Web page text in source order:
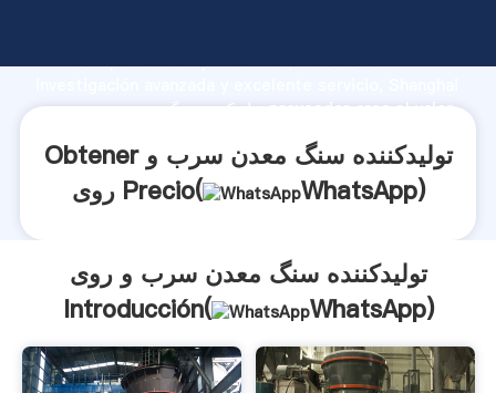
fuerte capacidad de producción, fuerza de
تولیدکننده سنگ معدن سرب و روی proveedor crea el valor
Obtener تولیدکننده سنگ معدن سرب و
روی Precio(
WhatsApp)
تولیدکننده سنگ معدن سرب و روی
Introducción(
WhatsApp)